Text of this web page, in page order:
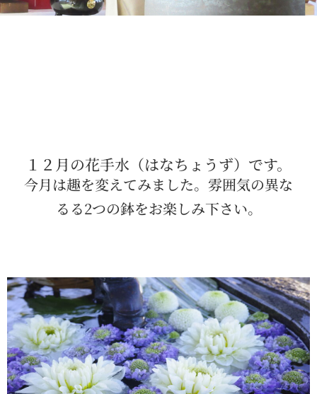
１２月の花手水（はなちょうず）です。
今月は趣を変えてみました。雰囲気の異な
るる2つの鉢をお楽しみ下さい。